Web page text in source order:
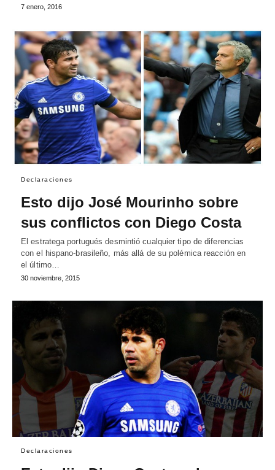
7 enero, 2016
Declaraciones
Esto dijo José Mourinho sobre
sus conflictos con Diego Costa
El estratega portugués desmintió cualquier tipo de diferencias
con el hispano-brasileño, más allá de su polémica reacción en
el último…
30 noviembre, 2015
Declaraciones